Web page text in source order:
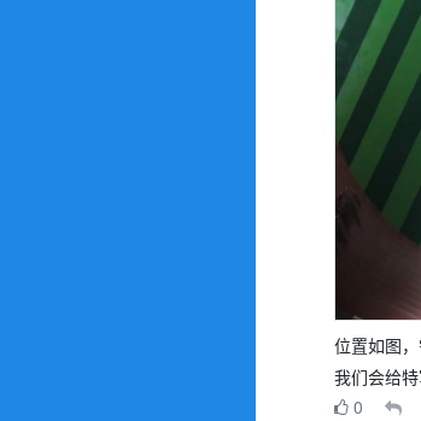
位置如图
我们会给
0